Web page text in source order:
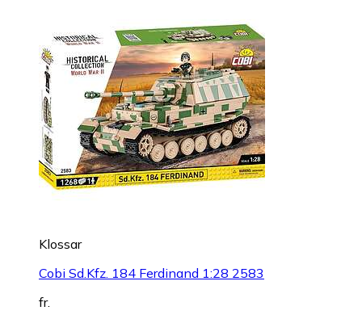
Klossar
Cobi Sd.Kfz. 184 Ferdinand 1:28 2583
fr.